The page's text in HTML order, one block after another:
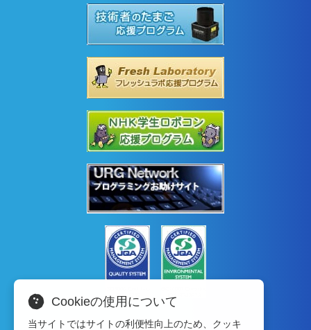
Cookieの使用について
当サイトではサイトの利便性向上のため、クッキ